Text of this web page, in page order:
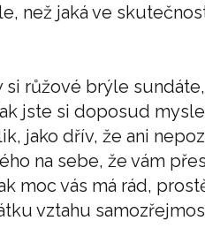
než jaká ve
si růžové brýle
jste si doposud
jako dřív, že ani
na sebe, že vám
moc vás má rád,
vztahu